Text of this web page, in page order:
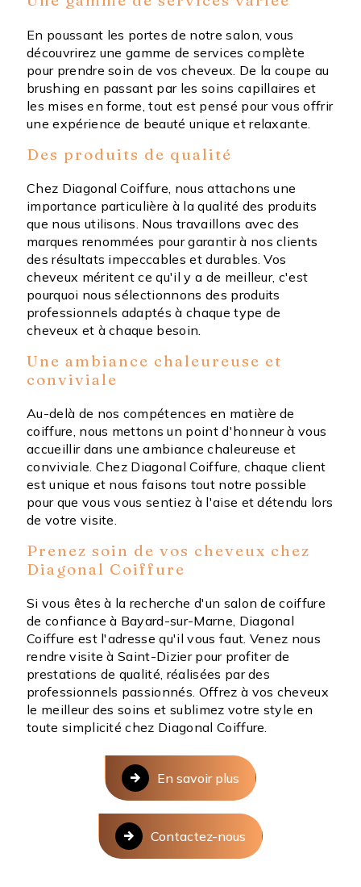
En poussant les portes de notre salon, vous
découvrirez une gamme de services complète
pour prendre soin de vos cheveux. De la coupe au
brushing en passant par les soins capillaires et
les mises en forme, tout est pensé pour vous offrir
une expérience de beauté unique et relaxante.
Des produits de qualité
Chez Diagonal Coiffure, nous attachons une
importance particulière à la qualité des produits
que nous utilisons. Nous travaillons avec des
marques renommées pour garantir à nos clients
des résultats impeccables et durables. Vos
cheveux méritent ce qu'il y a de meilleur, c'est
pourquoi nous sélectionnons des produits
professionnels adaptés à chaque type de
cheveux et à chaque besoin.
Une ambiance chaleureuse et
conviviale
Au-delà de nos compétences en matière de
coiffure, nous mettons un point d'honneur à vous
accueillir dans une ambiance chaleureuse et
conviviale. Chez Diagonal Coiffure, chaque client
est unique et nous faisons tout notre possible
pour que vous vous sentiez à l'aise et détendu lors
de votre visite.
Prenez soin de vos cheveux chez
Diagonal Coiffure
Si vous êtes à la recherche d'un salon de coiffure
de confiance à Bayard-sur-Marne, Diagonal
Coiffure est l'adresse qu'il vous faut. Venez nous
rendre visite à Saint-Dizier pour profiter de
prestations de qualité, réalisées par des
professionnels passionnés. Offrez à vos cheveux
le meilleur des soins et sublimez votre style en
toute simplicité chez Diagonal Coiffure.
En savoir plus
Contactez-nous